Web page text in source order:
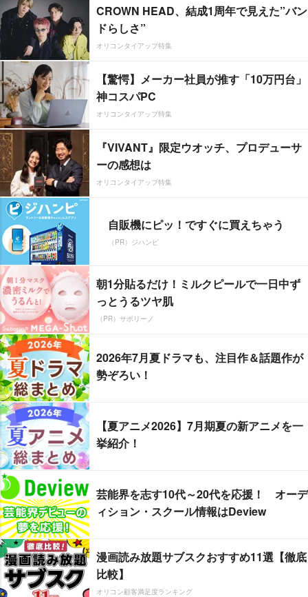
CROWN HEAD、結成1周年で見えた”バン
ドらしさ”
オリコンタイアップ特集
【驚愕】メーカー社員が推す「10万円台」
神コスパPC
オリコンタイアップ特集
『VIVANT』限定ウオッチ、プロデューサ
ーの感想は
オリコンタイアップ特集
自販機にピッ！ですぐに買えちゃう
（PR）ジハンピ
朝1分貼るだけ！ミルクピールで一日中ず
っとうるツヤ肌
（PR）サボリーノ
2026年7月夏ドラマも、注目作＆話題作が
勢ぞろい！
【夏アニメ2026】7月期夏の新アニメを一
挙紹介！
芸能界を志す10代～20代を応援！ オーデ
ィション・スクール情報はDeview
漫画読み放題サブスクおすすめ11選【徹底
比較】
オリコン顧客満足度ランキング